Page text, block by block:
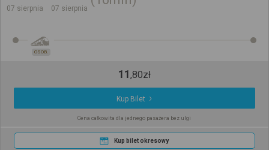
07 sierpnia 07 sierpnia
OSOB.
11,80zł
Kup Bilet
Cena całkowita dla jednego pasażera bez ulgi
Kup bilet okresowy